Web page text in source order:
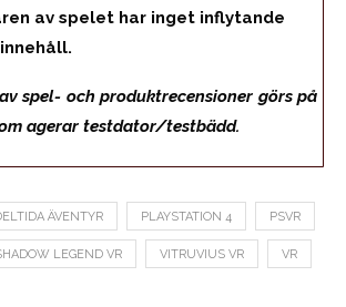
av spelet har inget inflytande
spel- och produktrecensioner görs på
agerar testdator/testbädd.
ÄVENTYR PLAYSTATION 4 PSVR
LEGEND VR VITRUVIUS VR VR